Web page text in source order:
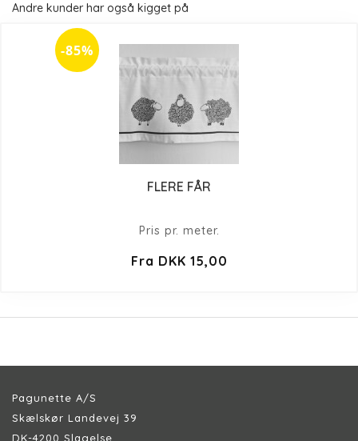
Andre kunder har også kigget på
-85%
FLERE FÅR
Pris pr. meter.
Fra DKK 15,00
Pagunette A/S
Skælskør Landevej 39
DK-4200 Slagelse